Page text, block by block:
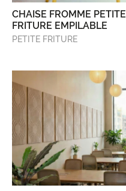
CHAISE FROMME PETITE
FRITURE EMPILABLE
PETITE FRITURE